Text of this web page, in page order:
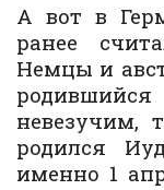
А вот в
ранее
Немцы и
невезучим,
родился
именно 1